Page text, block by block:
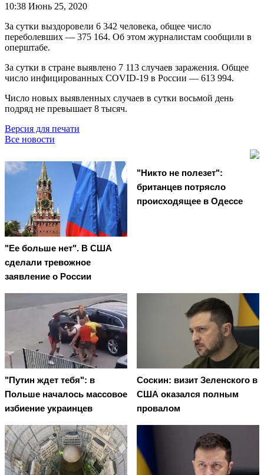
10:38 Июнь 25, 2020
За сутки выздоровели 6 342 человека, общее число
переболевших — 375 164. Об этом журналистам сообщили в
оперштабе.
За сутки в стране выявлено 7 113 случаев заражения. Общее
число инфицированных COVID-19 в России — 613 994.
Число новых выявленных случаев в сутки восьмой день
подряд не превышает 8 тысяч.
Версия для печати
Все новости
"Ее больше нет". В США
сделали тревожное
заявление о России
"Никто не полезет":
британцев потрясло
происходящее в Одессе
"Путин ждет тебя": в
Польше началось массовое
избиение украинцев
Соскин: визит Зеленского в
США оказался полным
провалом